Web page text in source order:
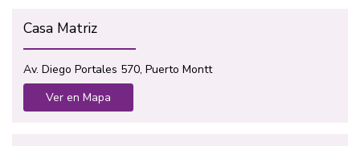
Casa Matriz
Av. Diego Portales 570, Puerto Montt
Ver en Mapa